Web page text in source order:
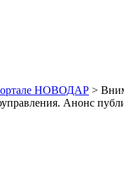
НОВОДАР >
Анонс